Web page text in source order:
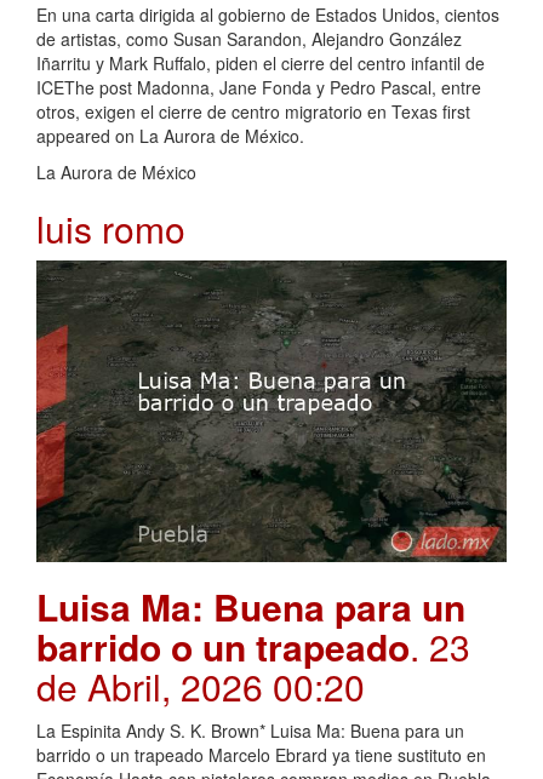
En una carta dirigida al gobierno de Estados Unidos, cientos
de artistas, como Susan Sarandon, Alejandro González
Iñarritu y Mark Ruffalo, piden el cierre del centro infantil de
ICEThe post Madonna, Jane Fonda y Pedro Pascal, entre
otros, exigen el cierre de centro migratorio en Texas first
appeared on La Aurora de México.
La Aurora de México
luis romo
Luisa Ma: Buena para un
barrido o un trapeado. 23
de Abril, 2026 00:20
La Espinita Andy S. K. Brown* Luisa Ma: Buena para un
barrido o un trapeado Marcelo Ebrard ya tiene sustituto en